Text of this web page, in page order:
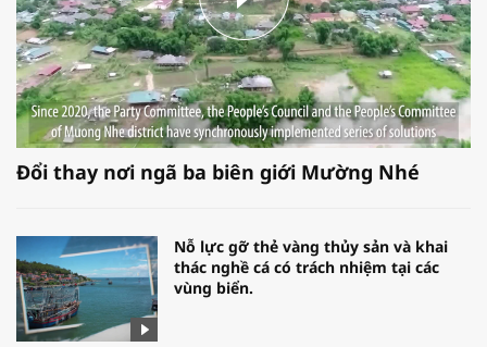
Đổi thay nơi ngã ba biên giới Mường Nhé
Nỗ lực gỡ thẻ vàng thủy sản và khai
thác nghề cá có trách nhiệm tại các
vùng biển.